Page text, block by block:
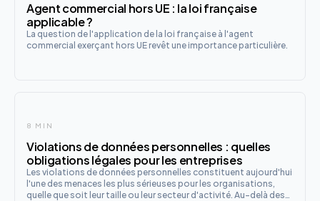
Agent commercial hors UE : la loi française
applicable ?
La question de l'application de la loi française à l'agent
commercial exerçant hors UE revêt une importance particulière.
8 MIN
Violations de données personnelles : quelles
obligations légales pour les entreprises
Les violations de données personnelles constituent aujourd'hui
l'une des menaces les plus sérieuses pour les organisations,
quelle que soit leur taille ou leur secteur d'activité. Au-delà des